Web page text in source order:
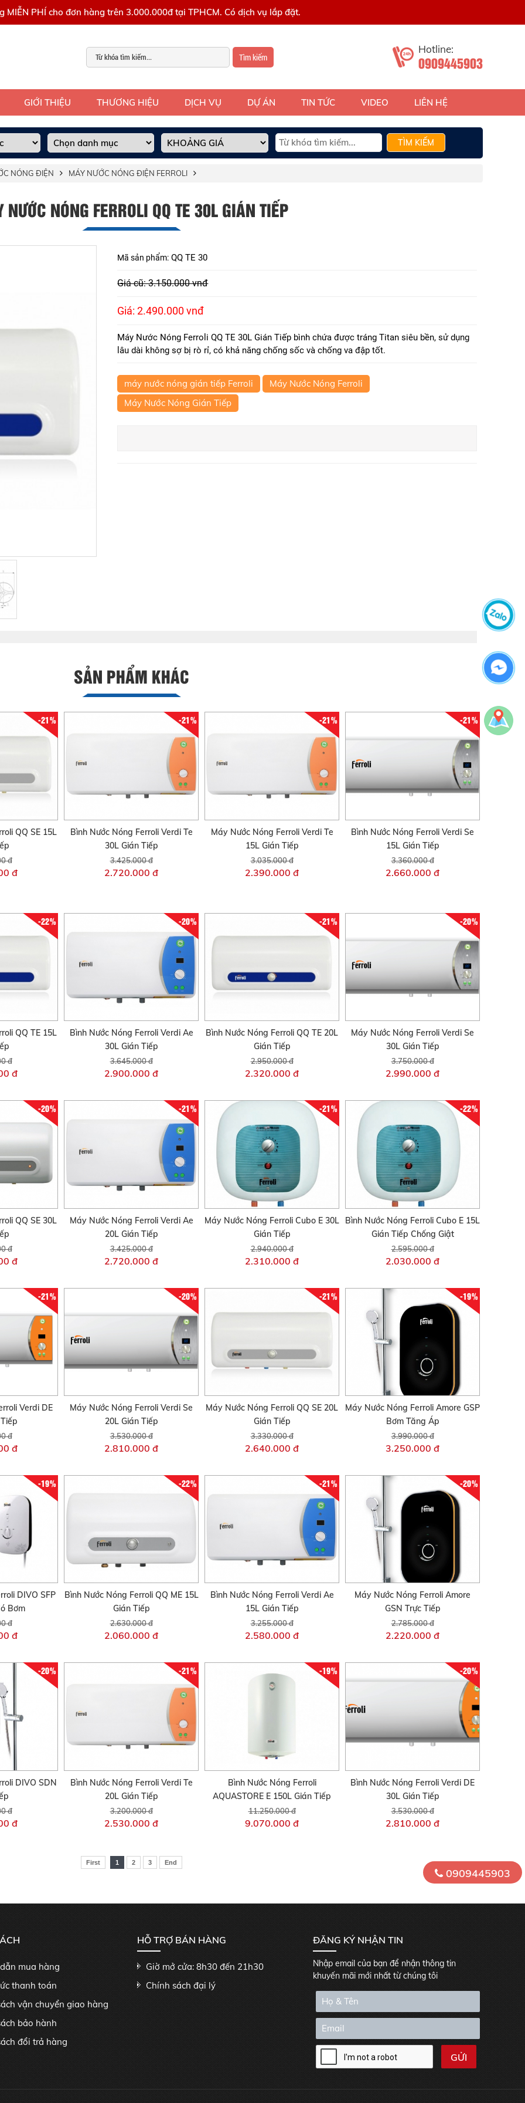
MIỄN PHÍ cho đơn hàng trên 3.000.000đ tại TPHCM. Có dịch vụ lắp đặt.
Tìm kiếm
Hotline:
0909445903
GIỚI THIỆU THƯƠNG HIỆU DỊCH VỤ DỰ ÁN TIN TỨC VIDEO LIÊN HỆ
TÌM KIẾM
NÓNG ĐIỆN MÁY NƯỚC NÓNG ĐIỆN FERROLI
NƯỚC NÓNG FERROLI QQ TE 30L GIÁN TIẾP
Mã sản phẩm: QQ TE 30
Giá cũ: 3.150.000 vnđ
Giá: 2.490.000 vnđ
Máy Nước Nóng Ferroli QQ TE 30L Gián Tiếp bình chứa được tráng Titan siêu bền, sử dụng
lâu dài không sợ bị rò rỉ, có khả năng chống sốc và chống va đập tốt.
máy nước nóng gián tiếp Ferroli
Máy Nước Nóng Ferroli
Máy Nước Nóng Gián Tiếp
SẢN PHẨM KHÁC
-21%
QQ SE 15L
đ
đ
-21%
Bình Nước Nóng Ferroli Verdi Te
30L Gián Tiếp
3.425.000 đ
2.720.000 đ
-21%
Máy Nước Nóng Ferroli Verdi Te
15L Gián Tiếp
3.035.000 đ
2.390.000 đ
-21%
Bình Nước Nóng Ferroli Verdi Se
15L Gián Tiếp
3.360.000 đ
2.660.000 đ
-22%
QQ TE 15L
đ
đ
-20%
Bình Nước Nóng Ferroli Verdi Ae
30L Gián Tiếp
3.645.000 đ
2.900.000 đ
-21%
Bình Nước Nóng Ferroli QQ TE 20L
Gián Tiếp
2.950.000 đ
2.320.000 đ
-20%
Máy Nước Nóng Ferroli Verdi Se
30L Gián Tiếp
3.750.000 đ
2.990.000 đ
-20%
QQ SE 30L
đ
đ
-21%
Máy Nước Nóng Ferroli Verdi Ae
20L Gián Tiếp
3.425.000 đ
2.720.000 đ
-21%
Máy Nước Nóng Ferroli Cubo E 30L
Gián Tiếp
2.940.000 đ
2.310.000 đ
-22%
Bình Nước Nóng Ferroli Cubo E 15L
Gián Tiếp Chống Giật
2.595.000 đ
2.030.000 đ
-21%
Verdi DE
đ
đ
-20%
Máy Nước Nóng Ferroli Verdi Se
20L Gián Tiếp
3.530.000 đ
2.810.000 đ
-21%
Máy Nước Nóng Ferroli QQ SE 20L
Gián Tiếp
3.330.000 đ
2.640.000 đ
-19%
Máy Nước Nóng Ferroli Amore GSP
Bơm Tăng Áp
3.990.000 đ
3.250.000 đ
-19%
DIVO SFP
Bơm
đ
đ
-22%
Bình Nước Nóng Ferroli QQ ME 15L
Gián Tiếp
2.630.000 đ
2.060.000 đ
-21%
Bình Nước Nóng Ferroli Verdi Ae
15L Gián Tiếp
3.255.000 đ
2.580.000 đ
-20%
Máy Nước Nóng Ferroli Amore
GSN Trực Tiếp
2.785.000 đ
2.220.000 đ
-20%
DIVO SDN
đ
đ
-21%
Bình Nước Nóng Ferroli Verdi Te
20L Gián Tiếp
3.200.000 đ
2.530.000 đ
-19%
Bình Nước Nóng Ferroli
AQUASTORE E 150L Gián Tiếp
11.250.000 đ
9.070.000 đ
-20%
Bình Nước Nóng Ferroli Verdi DE
30L Gián Tiếp
3.530.000 đ
2.810.000 đ
First 1 2 3 End
mua hàng
thanh toán
vận chuyển giao hàng
bảo hành
đổi trả hàng
HỖ TRỢ BÁN HÀNG
Giờ mở cửa: 8h30 đến 21h30
Chính sách đại lý
ĐĂNG KÝ NHẬN TIN
Nhập email của bạn để nhận thông tin
khuyến mãi mới nhất từ chúng tôi
0909445903